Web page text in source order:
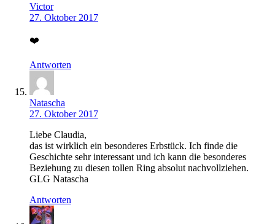
Victor
27. Oktober 2017
❤️
Antworten
Natascha
27. Oktober 2017
Liebe Claudia,
das ist wirklich ein besonderes Erbstück. Ich finde die
Geschichte sehr interessant und ich kann die besonderes
Beziehung zu diesen tollen Ring absolut nachvollziehen.
GLG Natascha
Antworten